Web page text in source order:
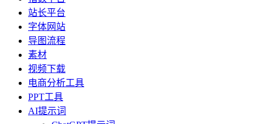
站长平台
字体网站
导图流程
素材
视频下载
电商分析工具
PPT工具
AI提示词